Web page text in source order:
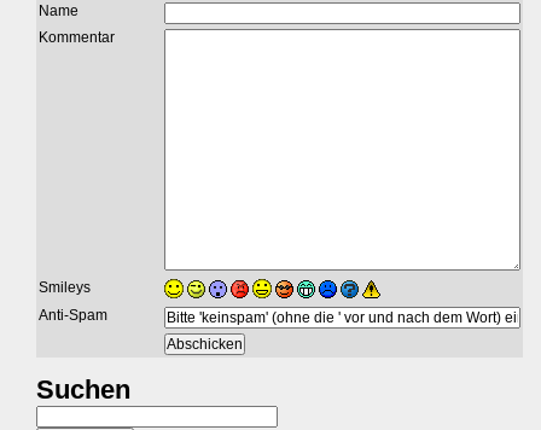
Name
Kommentar
Smileys
Anti-Spam
Suchen